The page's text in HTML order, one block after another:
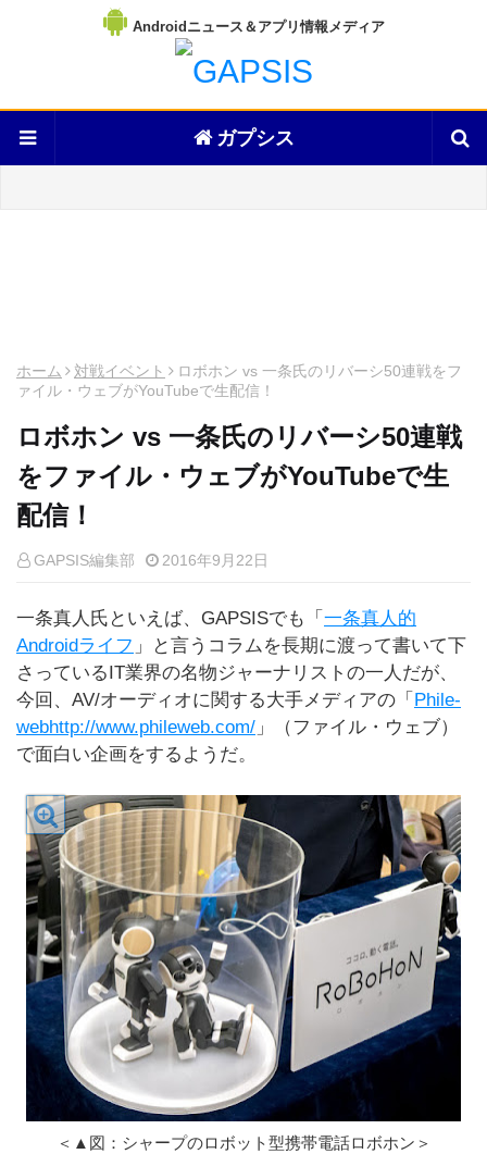
Androidニュース＆アプリ情報メディア
ガプシス
ホーム 対戦イベント
ロボホン vs 一条氏のリバーシ50連戦をフ
ァイル・ウェブがYouTubeで生配信！
ロボホン vs 一条氏のリバーシ50連戦
をファイル・ウェブがYouTubeで生
配信！
GAPSIS編集部 2016年9月22日
一条真人氏といえば、GAPSISでも「 一条真人的
Androidライフ 」と言うコラムを長期に渡って書いて下
さっているIT業界の名物ジャーナリストの一人だが、
今回、AV/オーディオに関する大手メディアの「 Phile-
webhttp://www.phileweb.com/ 」（ファイル・ウェブ）
で面白い企画をするようだ。
＜▲図：シャープのロボット型携帯電話ロボホン＞